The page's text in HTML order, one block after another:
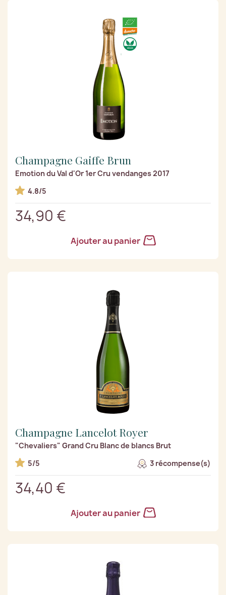
Champagne Gaiffe Brun
Emotion du Val d'Or 1er Cru vendanges 2017
4.8/5
34,90 €
Ajouter au panier
Champagne Lancelot Royer
"Chevaliers" Grand Cru Blanc de blancs Brut
5/5
3 récompense(s)
34,40 €
Ajouter au panier